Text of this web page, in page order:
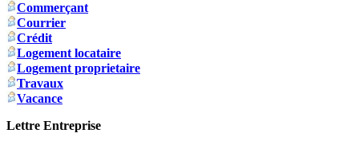
Commerçant
Courrier
Crédit
Logement locataire
Logement proprietaire
Travaux
Vacance
Lettre Entreprise